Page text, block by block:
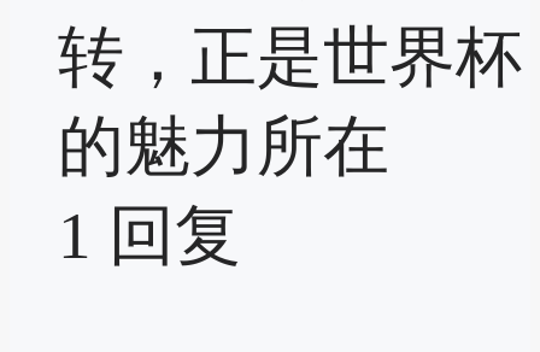
转，正是世界杯
的魅力所在
1 回复